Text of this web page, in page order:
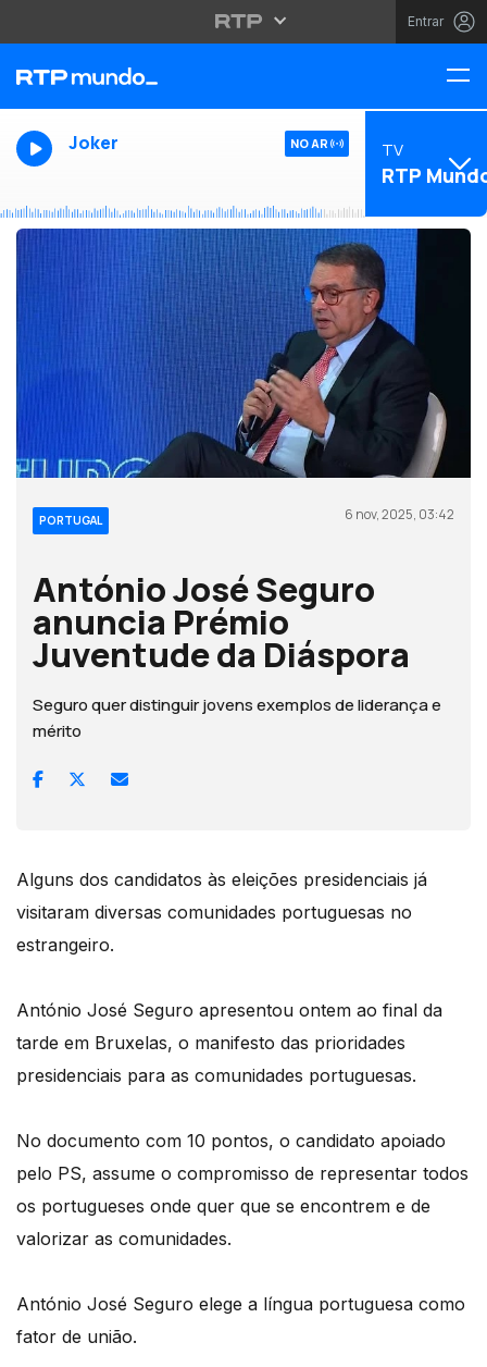
Entrar
Joker NO AR TV
RTP
PORTUGAL 6 nov, 2025, 03:42
António José Seguro
anuncia Prémio
Juventude da Diáspora
Seguro quer distinguir jovens exemplos de liderança e
mérito
Alguns dos candidatos às eleições presidenciais já
visitaram diversas comunidades portuguesas no
estrangeiro.
António José Seguro apresentou ontem ao final da
tarde em Bruxelas, o manifesto das prioridades
presidenciais para as comunidades portuguesas.
No documento com 10 pontos, o candidato apoiado
pelo PS, assume o compromisso de representar todos
os portugueses onde quer que se encontrem e de
valorizar as comunidades.
António José Seguro elege a língua portuguesa como
fator de união.